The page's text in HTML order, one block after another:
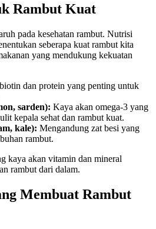
Rambut Kuat
pada kesehatan rambut. Nutrisi
seberapa kuat rambut kita
yang mendukung kekuatan
dan protein yang penting untuk
sarden): Kaya akan omega-3 yang
kepala sehat dan rambut kuat.
kale): Mengandung zat besi yang
rambut.
kaya akan vitamin dan mineral
rambut dari dalam.
Membuat Rambut